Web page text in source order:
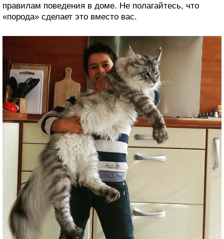
правилам поведения в доме. Не полагайтесь, что
«порода» сделает это вместо вас.